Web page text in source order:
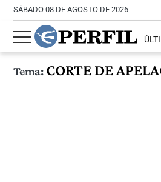
SÁBADO 08 DE AGOSTO DE 2026
Tema:CORTE DE